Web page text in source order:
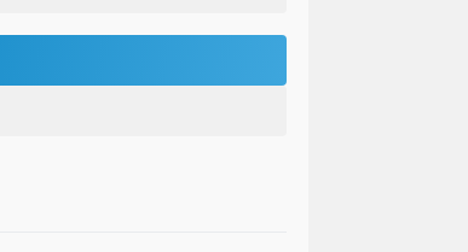
Kantor Purbaya
Obligasi Korporasi di Tahun 2026